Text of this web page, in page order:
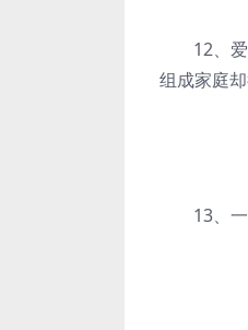
12、爱
组成家庭
13、一